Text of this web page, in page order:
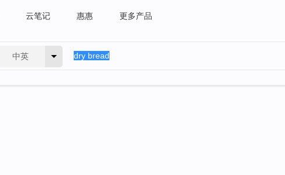
云笔记 惠惠 更多产品
中英